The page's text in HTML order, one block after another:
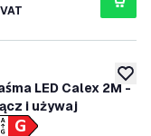
dodaj
LED Calex 2M -
i używaj
recenzji